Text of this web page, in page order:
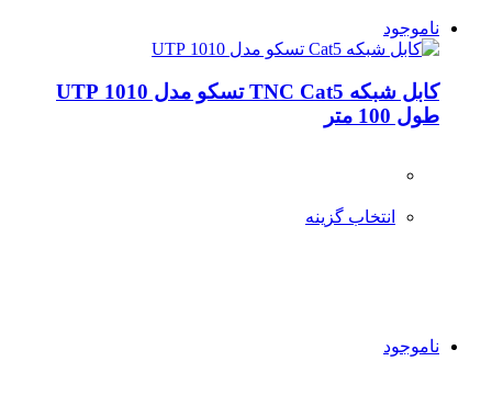
ناموجود
کابل شبکه TNC Cat5 تسکو مدل 1010 UTP
طول 100 متر
انتخاب گزینه
ناموجود